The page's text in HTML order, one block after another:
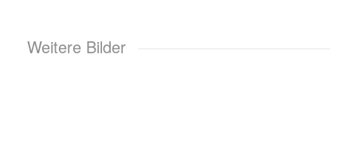
Weitere Bilder